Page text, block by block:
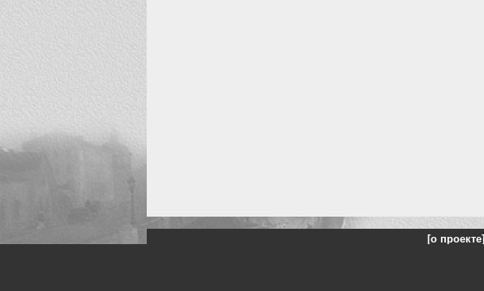
[о проекте]